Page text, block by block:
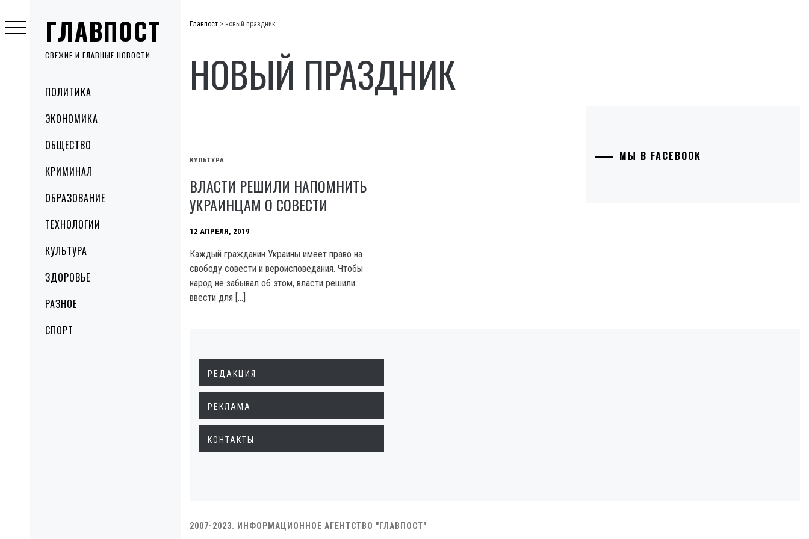
ГЛАВПОСТ
СВЕЖИЕ И ГЛАВНЫЕ НОВОСТИ
MenuПОЛИТИКА
ЭКОНОМИКА
ОБЩЕСТВО
КРИМИНАЛ
ОБРАЗОВАНИЕ
ТЕХНОЛОГИИ
КУЛЬТУРА
ЗДОРОВЬЕ
РАЗНОЕ
СПОРТ
to
content
Главпост > новый праздник
НОВЫЙ ПРАЗДНИК
КУЛЬТУРА
ВЛАСТИ РЕШИЛИ НАПОМНИТЬ
УКРАИНЦАМ О СОВЕСТИ
12 АПРЕЛЯ, 2019
Каждый гражданин Украины имеет право на
свободу совести и вероисповедания. Чтобы
народ не забывал об этом, власти решили
ввести для […]
МЫ В FACEBOOK
РЕДАКЦИЯ
РЕКЛАМА
КОНТАКТЫ
2007-2023. ИНФОРМАЦИОННОЕ АГЕНТСТВО "ГЛАВПОСТ"